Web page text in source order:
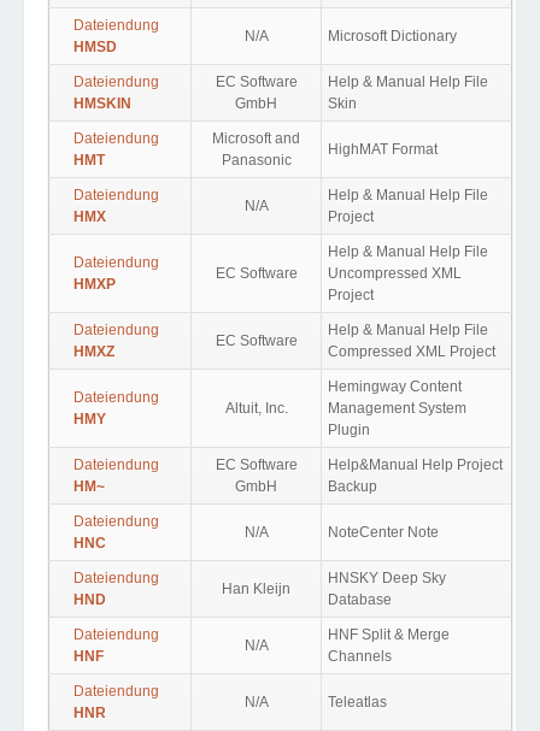
Dateiendung
HMSD
N/A Microsoft Dictionary
Dateiendung
HMSKIN
EC Software
GmbH
Help & Manual Help File
Skin
Dateiendung
HMT
Microsoft and
Panasonic
HighMAT Format
Dateiendung
HMX
N/A
Help & Manual Help File
Project
Dateiendung
HMXP
EC Software
Help & Manual Help File
Uncompressed XML
Project
Dateiendung
HMXZ
EC Software
Help & Manual Help File
Compressed XML Project
Dateiendung
HMY
Altuit, Inc.
Hemingway Content
Management System
Plugin
Dateiendung
HM~
EC Software
GmbH
Help&Manual Help Project
Backup
Dateiendung
HNC
N/A NoteCenter Note
Dateiendung
HND
Han Kleijn
HNSKY Deep Sky
Database
Dateiendung
HNF
N/A
HNF Split & Merge
Channels
Dateiendung
HNR
N/A Teleatlas